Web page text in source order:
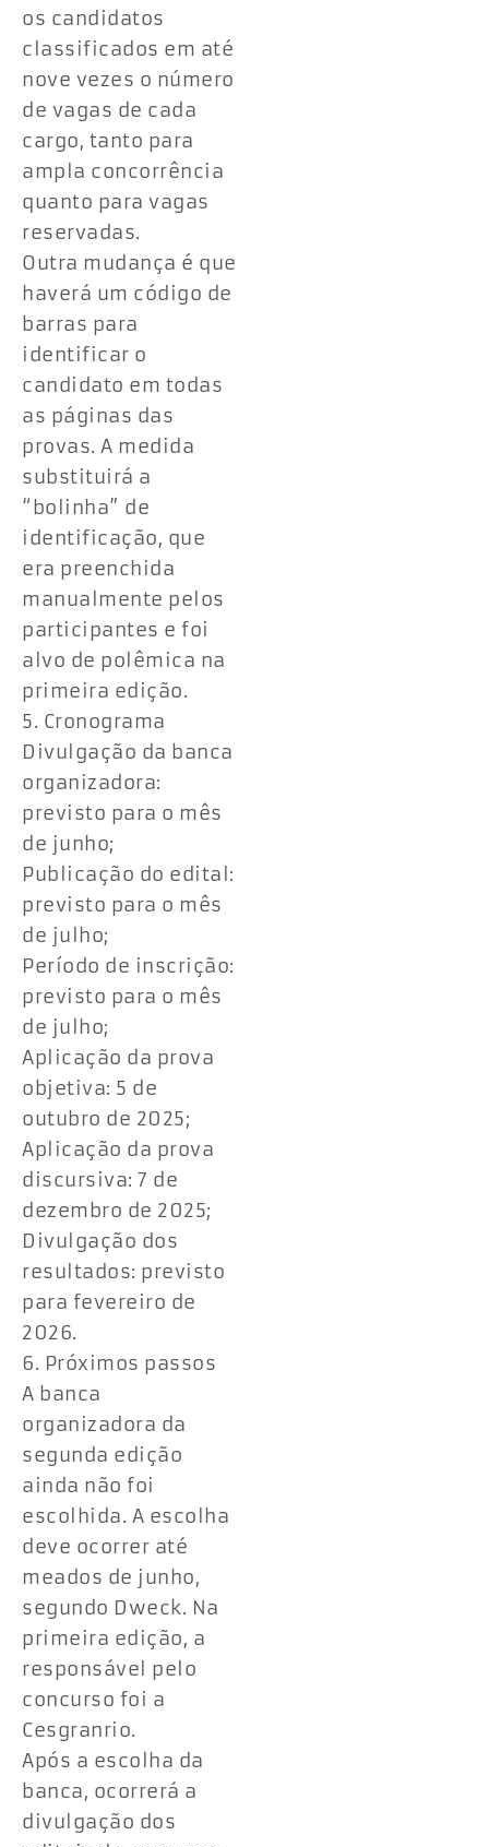
os candidatos
classificados em até
nove vezes o número
de vagas de cada
cargo, tanto para
ampla concorrência
quanto para vagas
reservadas.
Outra mudança é que
haverá um código de
barras para
identificar o
candidato em todas
as páginas das
provas. A medida
substituirá a
“bolinha” de
identificação, que
era preenchida
manualmente pelos
participantes e foi
alvo de polêmica na
primeira edição.
5. Cronograma
Divulgação da banca
organizadora:
previsto para o mês
de junho;
Publicação do edital:
previsto para o mês
de julho;
Período de inscrição:
previsto para o mês
de julho;
Aplicação da prova
objetiva: 5 de
outubro de 2025;
Aplicação da prova
discursiva: 7 de
dezembro de 2025;
Divulgação dos
resultados: previsto
para fevereiro de
2026.
6. Próximos passos
A banca
organizadora da
segunda edição
ainda não foi
escolhida. A escolha
deve ocorrer até
meados de junho,
segundo Dweck. Na
primeira edição, a
responsável pelo
concurso foi a
Cesgranrio.
Após a escolha da
banca, ocorrerá a
divulgação dos